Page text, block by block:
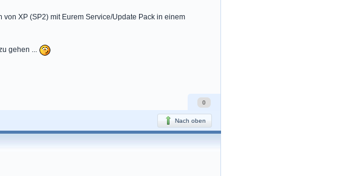
XP (SP2) mit Eurem Service/Update Pack in einem
gehen ...
0
Nach oben